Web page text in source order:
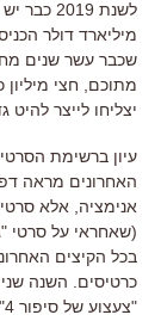
לשנת 2019 כבר
מיליארד דולר
שכבר עשר שנים
מתוכם
חצי
יצליחו לייצר להיט
עיון ברשימת
האחרונים מראה
אנימציה
אלא
(שאחראי על סרטי "
בכל הקיצים
כרטיסים
השנה
"צעצוע של סיפור 4"